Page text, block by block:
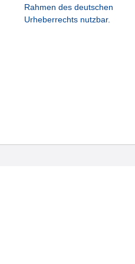
Rahmen des deutschen
Urheberrechts nutzbar.